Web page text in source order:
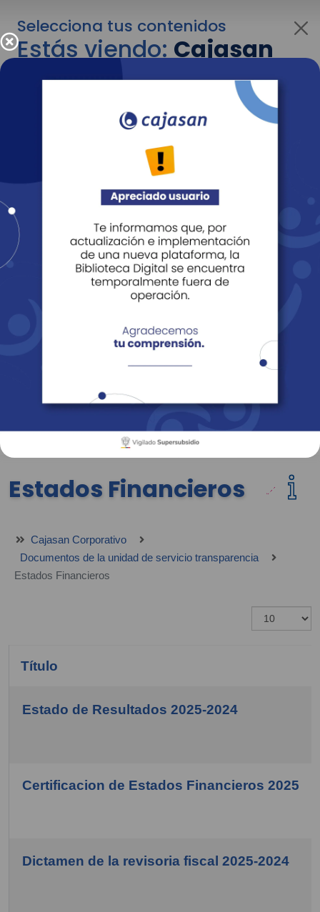
Selecciona tus contenidos
Estás viendo:Cajasan
corporativo
Para cambiar al contenido de tu interés más
adelante recuerda utilizar el menú
Entendido
Revista Fácil Vivir
Sedes Directorio Servicios En Línea
Estados Financieros
Cajasan Corporativo
Documentos de la unidad de servicio transparencia
Estados Financieros
Mostrar #
Título
Estado de Resultados 2025-2024
Certificacion de Estados Financieros 2025
Dictamen de la revisoria fiscal 2025-2024